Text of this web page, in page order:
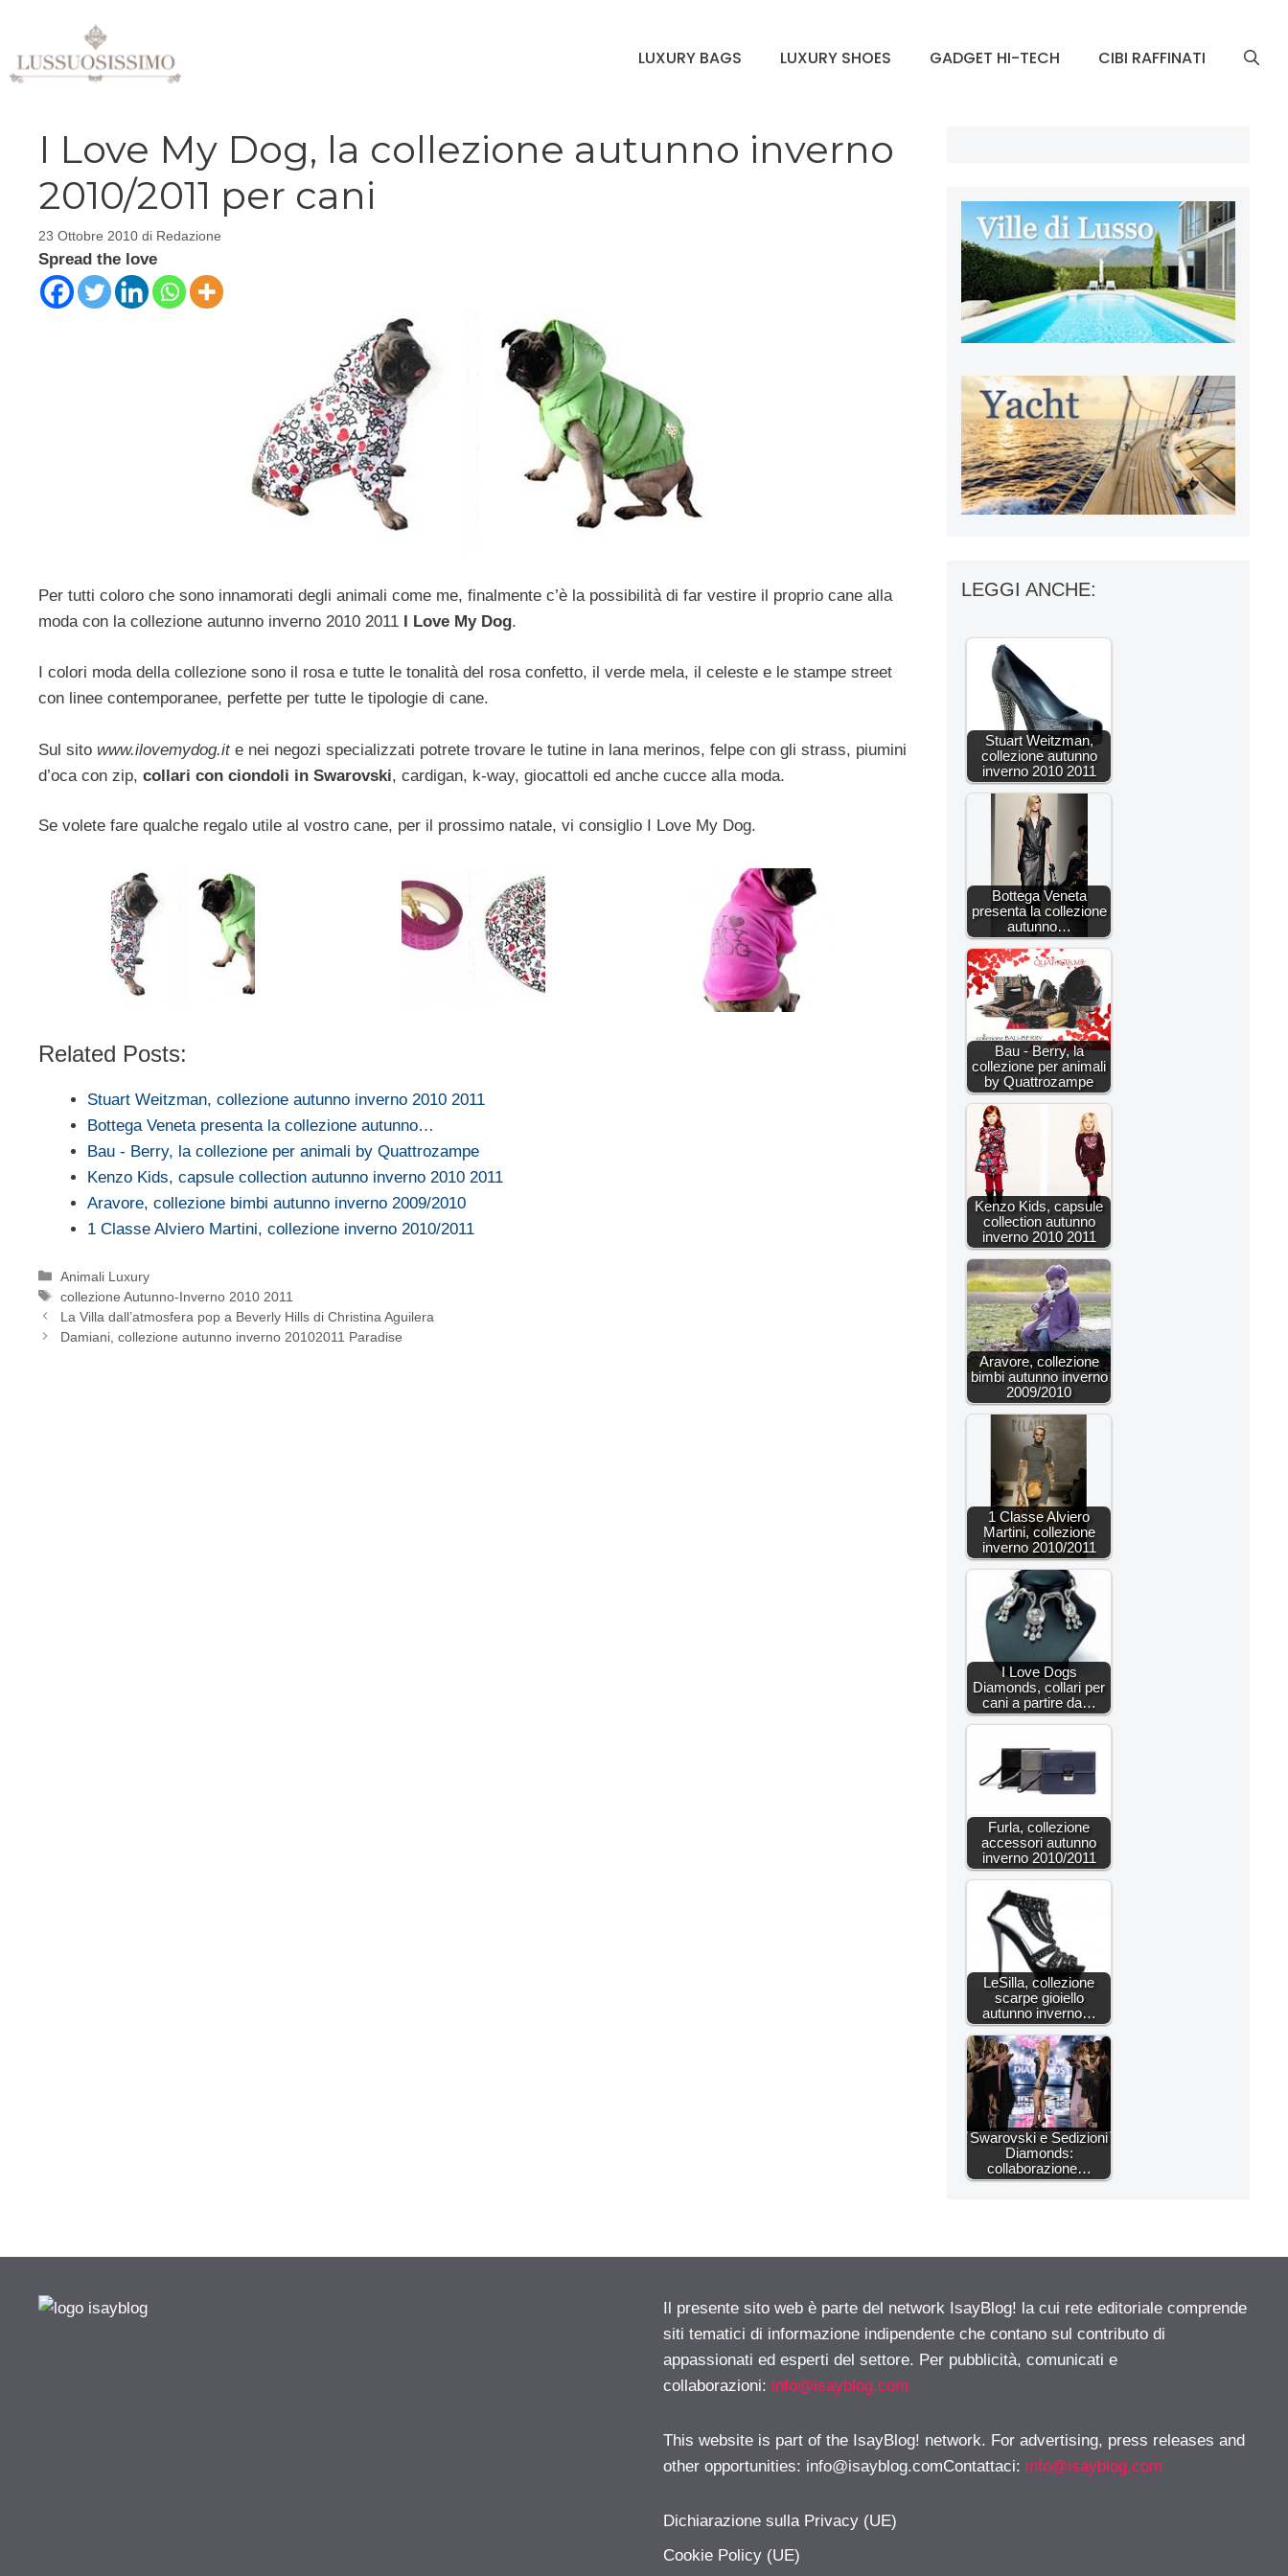
contenuto
LUXURY BAGS LUXURY SHOES GADGET HI-TECH CIBI RAFFINATI
I Love My Dog, la collezione autunno inverno
2010/2011 per cani
23 Ottobre 2010 di Redazione
Spread the love
Per tutti coloro che sono innamorati degli animali come me, finalmente c’è la possibilità di far vestire il proprio cane alla
moda con la collezione autunno inverno 2010 2011 I Love My Dog.
I colori moda della collezione sono il rosa e tutte le tonalità del rosa confetto, il verde mela, il celeste e le stampe street
con linee contemporanee, perfette per tutte le tipologie di cane.
Sul sito www.ilovemydog.ite nei negozi specializzati potrete trovare le tutine in lana merinos, felpe con gli strass, piumini
d’oca con zip, collari con ciondoli in Swarovski, cardigan, k-way, giocattoli ed anche cucce alla moda.
Se volete fare qualche regalo utile al vostro cane, per il prossimo natale, vi consiglio I Love My Dog.
Related Posts:
Stuart Weitzman, collezione autunno inverno 2010 2011
Bottega Veneta presenta la collezione autunno…
Bau - Berry, la collezione per animali by Quattrozampe
Kenzo Kids, capsule collection autunno inverno 2010 2011
Aravore, collezione bimbi autunno inverno 2009/2010
1 Classe Alviero Martini, collezione inverno 2010/2011
Categorie
Animali Luxury
Tag
collezione Autunno-Inverno 2010 2011
La Villa dall’atmosfera pop a Beverly Hills di Christina Aguilera
Damiani, collezione autunno inverno 20102011 Paradise
LEGGI ANCHE:
Stuart Weitzman,
collezione autunno
inverno 2010 2011
Bottega Veneta
presenta la collezione
autunno…
Bau - Berry, la
collezione per animali
by Quattrozampe
Kenzo Kids, capsule
collection autunno
inverno 2010 2011
Aravore, collezione
bimbi autunno inverno
2009/2010
1 Classe Alviero
Martini, collezione
inverno 2010/2011
I Love Dogs
Diamonds, collari per
cani a partire da…
Furla, collezione
accessori autunno
inverno 2010/2011
LeSilla, collezione
scarpe gioiello
autunno inverno…
Swarovski e Sedizioni
Diamonds:
collaborazione…
Il presente sito web è parte del network IsayBlog! la cui rete editoriale comprende
siti tematici di informazione indipendente che contano sul contributo di
appassionati ed esperti del settore. Per pubblicità, comunicati e
collaborazioni: info@isayblog.com
This website is part of the IsayBlog! network. For advertising, press releases and
other opportunities: info@isayblog.comContattaci: info@isayblog.com
Dichiarazione sulla Privacy (UE)
Cookie Policy (UE)